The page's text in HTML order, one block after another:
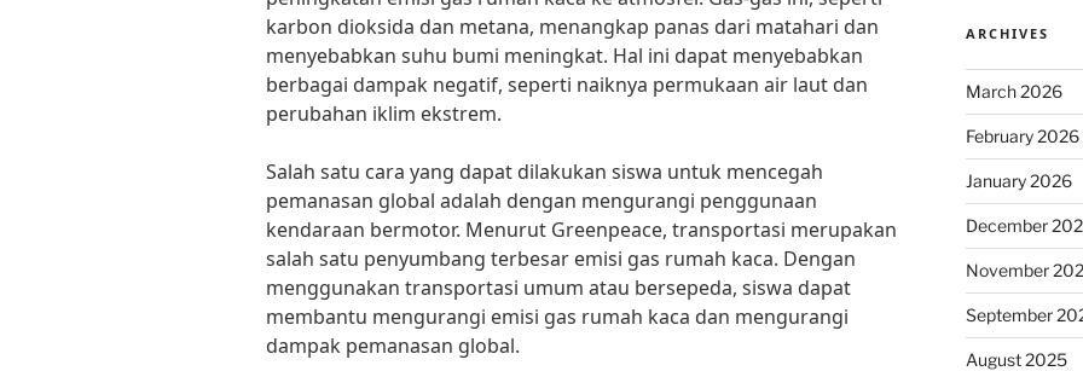
karbon dioksida dan metana, menangkap panas dari matahari dan
menyebabkan suhu bumi meningkat. Hal ini dapat menyebabkan
berbagai dampak negatif, seperti naiknya permukaan air laut dan
perubahan iklim ekstrem.
Salah satu cara yang dapat dilakukan siswa untuk mencegah
pemanasan global adalah dengan mengurangi penggunaan
kendaraan bermotor. Menurut Greenpeace, transportasi merupakan
salah satu penyumbang terbesar emisi gas rumah kaca. Dengan
menggunakan transportasi umum atau bersepeda, siswa dapat
membantu mengurangi emisi gas rumah kaca dan mengurangi
dampak pemanasan global.
ARCHIVES
March 2026
February 2026
January 2026
December
November
September
August 2025